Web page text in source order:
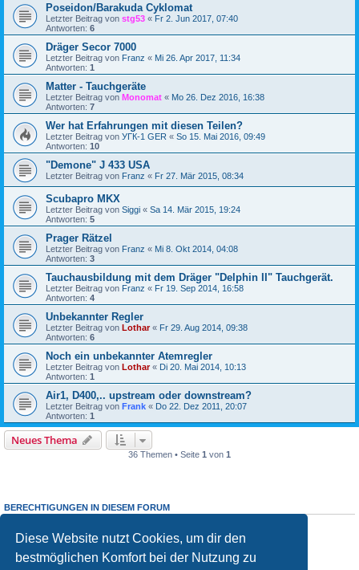
Diese Website nutzt Cookies, um dir den
bestmöglichen Komfort bei der Nutzung zu
Poseidon/Barakuda Cyklomat
Letzter Beitrag von stg53 « Fr 2. Jun 2017, 07:40
Antworten: 6
Dräger Secor 7000
Letzter Beitrag von Franz « Mi 26. Apr 2017, 11:34
Antworten: 1
Matter - Tauchgeräte
Letzter Beitrag von Monomat « Mo 26. Dez 2016, 16:38
Antworten: 7
Wer hat Erfahrungen mit diesen Teilen?
Letzter Beitrag von УГК-1 GER « So 15. Mai 2016, 09:49
Antworten: 10
"Demone" J 433 USA
Letzter Beitrag von Franz « Fr 27. Mär 2015, 08:34
Scubapro MKX
Letzter Beitrag von Siggi « Sa 14. Mär 2015, 19:24
Antworten: 5
Prager Rätzel
Letzter Beitrag von Franz « Mi 8. Okt 2014, 04:08
Antworten: 3
Tauchausbildung mit dem Dräger "Delphin II" Tauchgerät.
Letzter Beitrag von Franz « Fr 19. Sep 2014, 16:58
Antworten: 4
Unbekannter Regler
Letzter Beitrag von Lothar« Fr 29. Aug 2014, 09:38
Antworten: 6
Noch ein unbekannter Atemregler
Letzter Beitrag von Lothar« Di 20. Mai 2014, 10:13
Antworten: 1
Air1, D400,.. upstream oder downstream?
Letzter Beitrag von Frank « Do 22. Dez 2011, 20:07
Antworten: 1
Neues Thema
36 Themen • Seite 1 von 1
BERECHTIGUNGEN IN DIESEM FORUM
Du darfst keineAntworten zu Themen in diesem Forum erstellen.
Du darfst deine Beiträge in diesem Forumnichtändern.
Du darfst deine Beiträge in diesem Forum nicht löschen.
keine